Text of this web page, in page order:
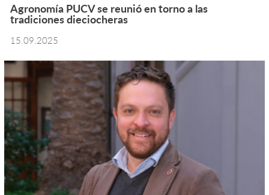
Agronomía PUCV se reunió en torno a las
tradiciones dieciocheras
15.09.2025